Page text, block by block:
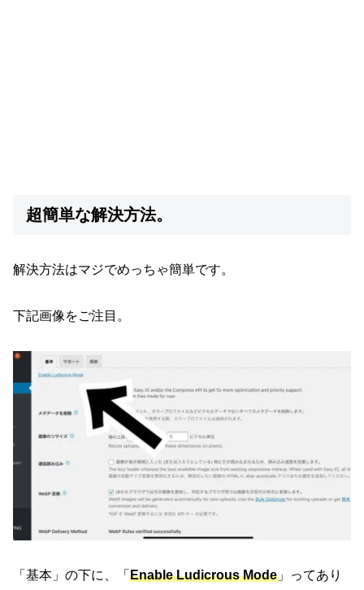
超簡単な解決方法。
解決方法はマジでめっちゃ簡単です。
下記画像をご注目。
「基本」の下に、「 Enable Ludicrous Mode 」ってあり